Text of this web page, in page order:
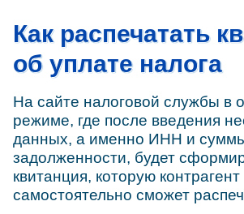
Как распечатать
об уплате налога
На сайте налоговой службы в
режиме, где после введения
данных, а именно ИНН и
задолженности, будет
квитанция, которую контрагент
самостоятельно сможет